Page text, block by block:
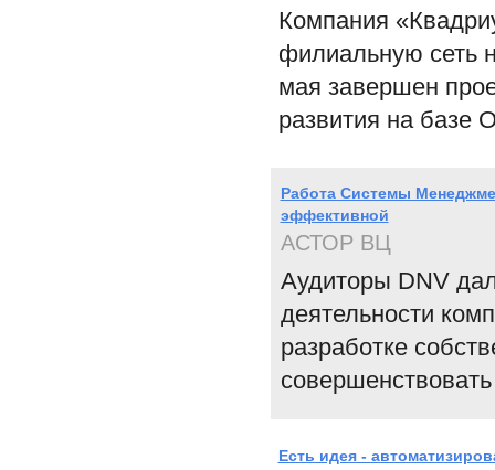
Компания
филиальную сеть
мая завершен
развития на базе
Работа Системы
эффективной
АСТОР ВЦ
Аудиторы DNV
деятельности
разработке
Есть идея -